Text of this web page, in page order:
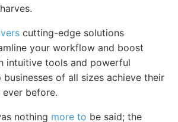
cutting-edge solutions
your workflow and boost
intuitive tools and powerful
businesses of all sizes achieve their
before.
nothing more to be said; the